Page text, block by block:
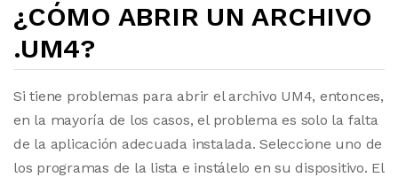
¿CÓMO ABRIR UN ARCHIVO
.UM4?
Si tiene problemas para abrir el archivo UM4, entonces,
en la mayoría de los casos, el problema es solo la falta
de la aplicación adecuada instalada. Seleccione uno de
los programas de la lista e instálelo en su dispositivo. El